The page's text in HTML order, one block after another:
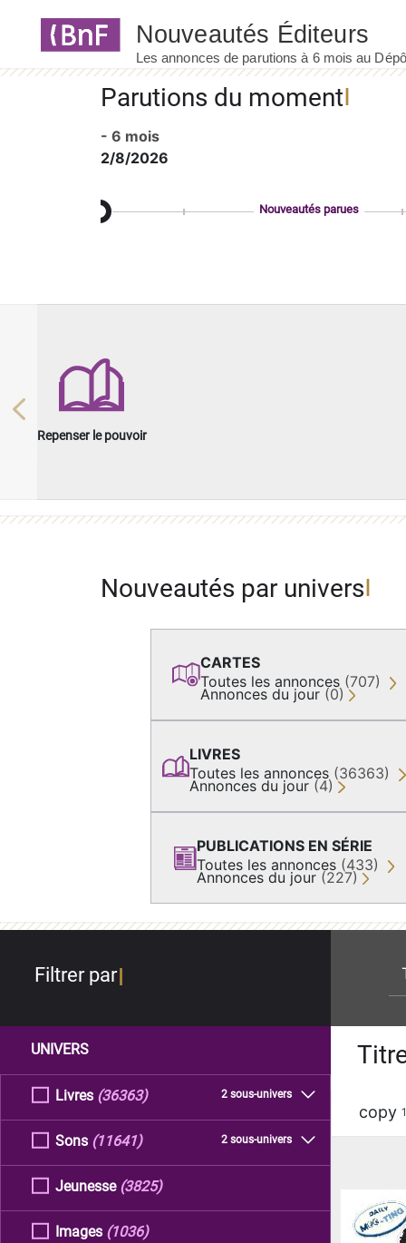
Parutions du moment
- 6 mois
2/8/2026
Nouveautés parues
Repenser le pouvoir
Previous
Nouveautés par univers
CARTES
Toutes les annonces (707)
Annonces du jour (0)
LIVRES
Toutes les annonces (36363)
Annonces du jour (4)
PUBLICATIONS EN SÉRIE
Toutes les annonces (433)
Annonces du jour (227)
Filtrer par
UNIVERS
Livres 2 sous-univers
(36363)
Sons 2 sous-univers
(11641)
Jeunesse (3825)
Images (1036)
copy